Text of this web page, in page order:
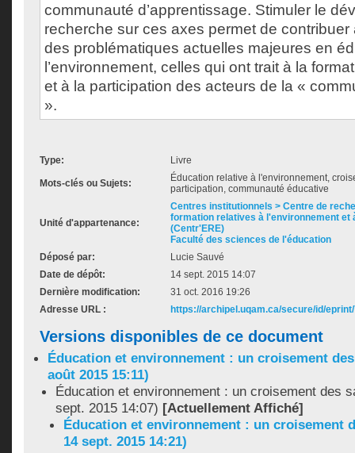
communauté d’apprentissage. Stimuler le
recherche sur ces axes permet de
des problématiques actuelles majeures en
l’environnement, celles qui ont trait à la
et à la participation des acteurs de la «
».
Type: Livre
Mots-clés ou Sujets:
Éducation relative à l'environnement,
participation, communauté éducative
Unité d'appartenance:
Centres institutionnels > Centre de
formation relatives à l'environnement et
(Centr'ERE)
Faculté des sciences de l'éducation
Déposé par:
Lucie Sauvé
Date de dépôt:
14 sept. 2015 14:07
Dernière modification:
31 oct. 2016 19:26
Adresse URL :
https://archipel.uqam.ca/secure/id/
Versions disponibles de ce document
Éducation et environnement : un croisement
août 2015 15:11)
Éducation et environnement : un croisement des
sept. 2015 14:07) [Actuellement Affiché]
Éducation et environnement : un croisement
14 sept. 2015 14:21)